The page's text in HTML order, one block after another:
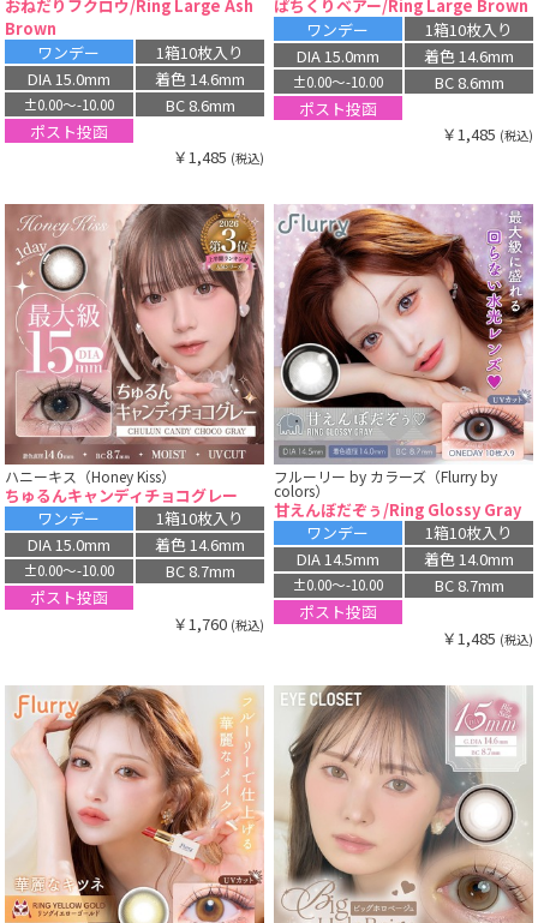
おねだりフクロウ/Ring Large Ash
Brown
ワンデー
1箱10枚入り
DIA 15.0mm
着色 14.6mm
±0.00〜-10.00
BC 8.6mm
ポスト投函
￥1,485 (税込)
ぱちくりベアー/Ring Large Brown
ワンデー
1箱10枚入り
DIA 15.0mm
着色 14.6mm
±0.00〜-10.00
BC 8.6mm
ポスト投函
￥1,485 (税込)
ハニーキス（Honey Kiss）
ちゅるんキャンディチョコグレー
ワンデー
1箱10枚入り
DIA 15.0mm
着色 14.6mm
±0.00〜-10.00
BC 8.7mm
ポスト投函
￥1,760 (税込)
フルーリー by カラーズ（Flurry by
colors）
甘えんぼだぞぅ/Ring Glossy Gray
ワンデー
1箱10枚入り
DIA 14.5mm
着色 14.0mm
±0.00〜-10.00
BC 8.7mm
ポスト投函
￥1,485 (税込)